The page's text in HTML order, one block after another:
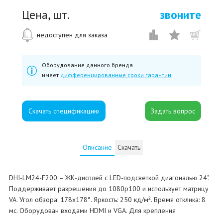
Цена, шт. звоните
недоступен для заказа
Оборудование данного бренда
имеет дифференцированные сроки гарантии
Скачать спецификацию
Описание Скачать
DHI-LM24-F200 – ЖК-дисплей с LED-подсветкой диагональю 24".
Поддерживает разрешения до 1080p100 и использует матрицу
VA. Угол обзора: 178x178°. Яркость: 250 кд/м². Время отклика: 8
мс. Оборудован входами HDMI и VGA. Для крепления